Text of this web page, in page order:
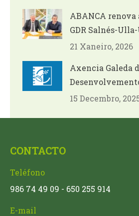
ABANCA renova
GDR Salnés-
21 Xaneiro, 2026
Axencia Galeda
15 Decembro,
CONTACTO
Teléfono
986 74 49 09 - 650 255 914
E-mail